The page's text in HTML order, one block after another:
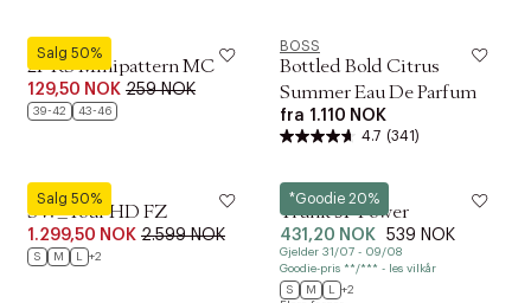
Salg 50%
BOSS
2P RS Minipattern MC
129,50 NOK 259 NOK
39-42 43-46
BOSS
Bottled Bold Citrus
Summer Eau De Parfum
fra 1.110 NOK
4.7 (341)
Salg 50%
BOSS
SW_Tour HD FZ
1.299,50 NOK 2.599 NOK
S M L +2
*Goodie 20%
BOSS
Trunk 3P Power
431,20 NOK 539 NOK
Gjelder 31/07 - 09/08
Goodie-pris **/*** - les vilkår
S
M L +2